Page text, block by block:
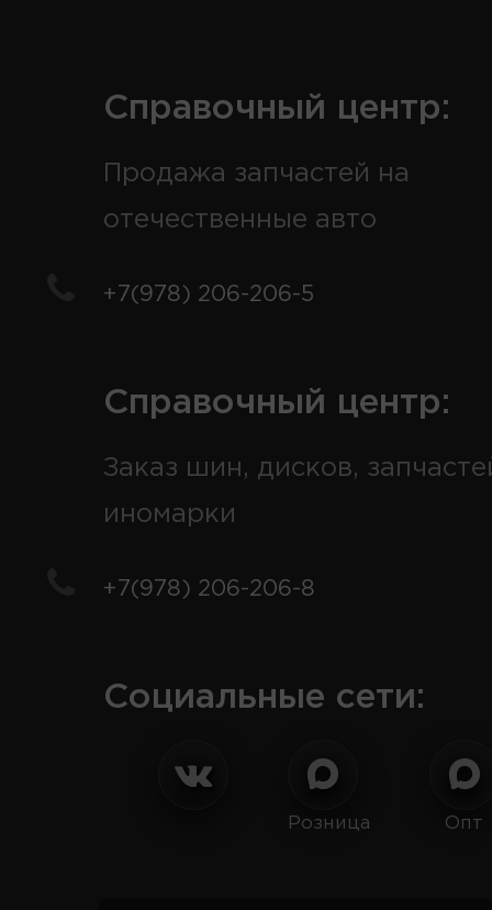
Справочный центр:
Продажа запчастей на
отечественные авто
+7(978) 206-206-5
Справочный центр:
Заказ шин, дисков,
иномарки
+7(978) 206-206-8
Социальные сети:
Розница Опт